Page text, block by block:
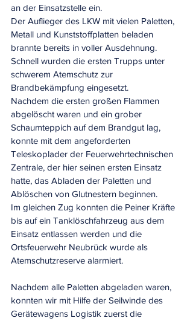
an der Einsatzstelle ein.
Der Auflieger des LKW mit vielen Paletten,
Metall und Kunststoffplatten beladen
brannte bereits in voller Ausdehnung.
Schnell wurden die ersten Trupps unter
schwerem Atemschutz zur
Brandbekämpfung eingesetzt.
Nachdem die ersten großen Flammen
abgelöscht waren und ein grober
Schaumteppich auf dem Brandgut lag,
konnte mit dem angeforderten
Teleskoplader der Feuerwehrtechnischen
Zentrale, der hier seinen ersten Einsatz
hatte, das Abladen der Paletten und
Ablöschen von Glutnestern beginnen.
Im gleichen Zug konnten die Peiner Kräfte
bis auf ein Tanklöschfahrzeug aus dem
Einsatz entlassen werden und die
Ortsfeuerwehr Neubrück wurde als
Atemschutzreserve alarmiert.
Nachdem alle Paletten abgeladen waren,
konnten wir mit Hilfe der Seilwinde des
Gerätewagens Logistik zuerst die